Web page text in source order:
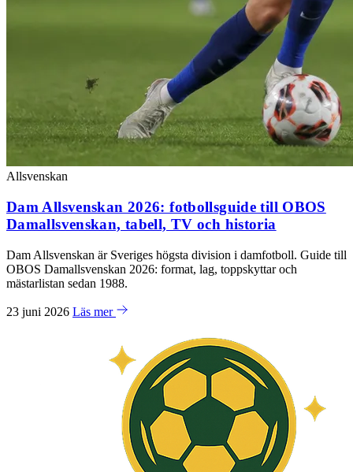
Allsvenskan
Dam Allsvenskan 2026: fotbollsguide till OBOS
Damallsvenskan, tabell, TV och historia
Dam Allsvenskan är Sveriges högsta division i damfotboll. Guide till
OBOS Damallsvenskan 2026: format, lag, toppskyttar och
mästarlistan sedan 1988.
23 juni 2026 Läs mer